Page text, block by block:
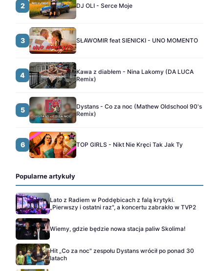
2 DJ OLI - Serce Moje
3 SŁAWOMIR feat SIENICKI - UNO MOMENTO
4
Kawa z diabłem - Nina Lakomy (DA LUCA
Remix)
5
Dystans - Co za noc (Mathew Oldschool 90's
Remix)
6 TOP GIRLS - Nikt Nie Kręci Tak Jak Ty
Popularne artykuły
Lato z Radiem w Poddębicach z falą krytyki.
„Pierwszy i ostatni raz", a koncertu zabrakło w TVP2
Wiemy, gdzie będzie nowa stacja paliw Skolima!
Hit „Co za noc" zespołu Dystans wrócił po ponad 30
latach